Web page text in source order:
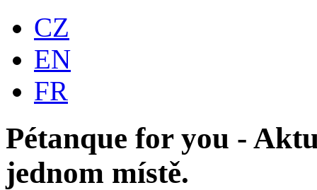
CZ
EN
FR
Pétanque for you -
jednom místě.